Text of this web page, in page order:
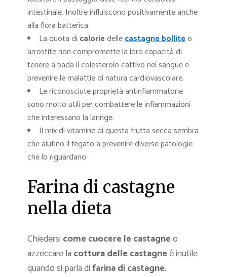
intestinale. Inoltre influiscono positivamente anche
alla flora batterica.
La quota di caloriedellecastagnebolliteo
arrostite non compromette la loro capacità di
tenere a bada il colesterolo cattivo nel sangue e
prevenire le malattie di natura cardiovascolare.
Le riconosciute proprietà antinfiammatorie
sono molto utili per combattere le infiammazioni
che interessano la laringe.
Il mix di vitamine di questa frutta secca sembra
che aiutino il fegato a prevenire diverse patologie
che lo riguardano.
Farina di castagne
nella dieta
Chiedersi come cuocere le castagneo
azzeccare la cottura delle castagneè inutile
quando si parla difarina di castagne.